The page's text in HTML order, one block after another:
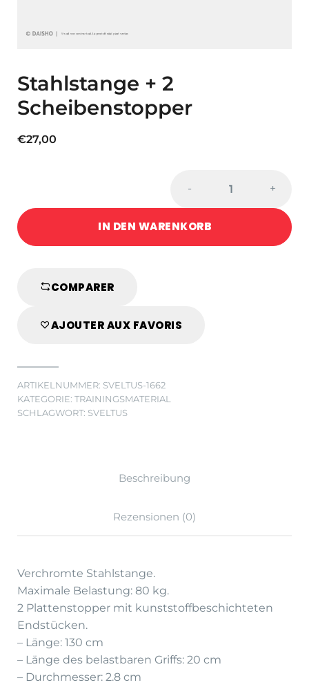
Stahlstange + 2
Scheibenstopper
€27,00
2
Scheibenstopper
quantity
- +
IN DEN WARENKORB
COMPARER
AJOUTER AUX FAVORIS
ARTIKELNUMMER: SVELTUS-1662
KATEGORIE: TRAININGSMATERIAL
SCHLAGWORT: SVELTUS
Beschreibung
Rezensionen (0)
Verchromte Stahlstange.
Maximale Belastung: 80 kg.
2 Plattenstopper mit kunststoffbeschichteten
Endstücken.
– Länge: 130 cm
– Länge des belastbaren Griffs: 20 cm
– Durchmesser: 2.8 cm